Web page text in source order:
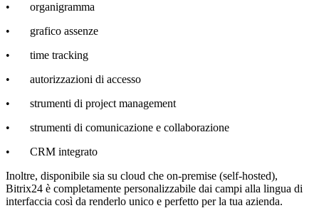
• organigramma
• grafico assenze
• time tracking
• autorizzazioni di accesso
• strumenti di project management
• strumenti di comunicazione e collaborazione
• CRM integrato
Inoltre, disponibile sia su cloud che on-premise (self-hosted),
Bitrix24 è completamente personalizzabile dai campi alla lingua di
interfaccia così da renderlo unico e perfetto per la tua azienda.